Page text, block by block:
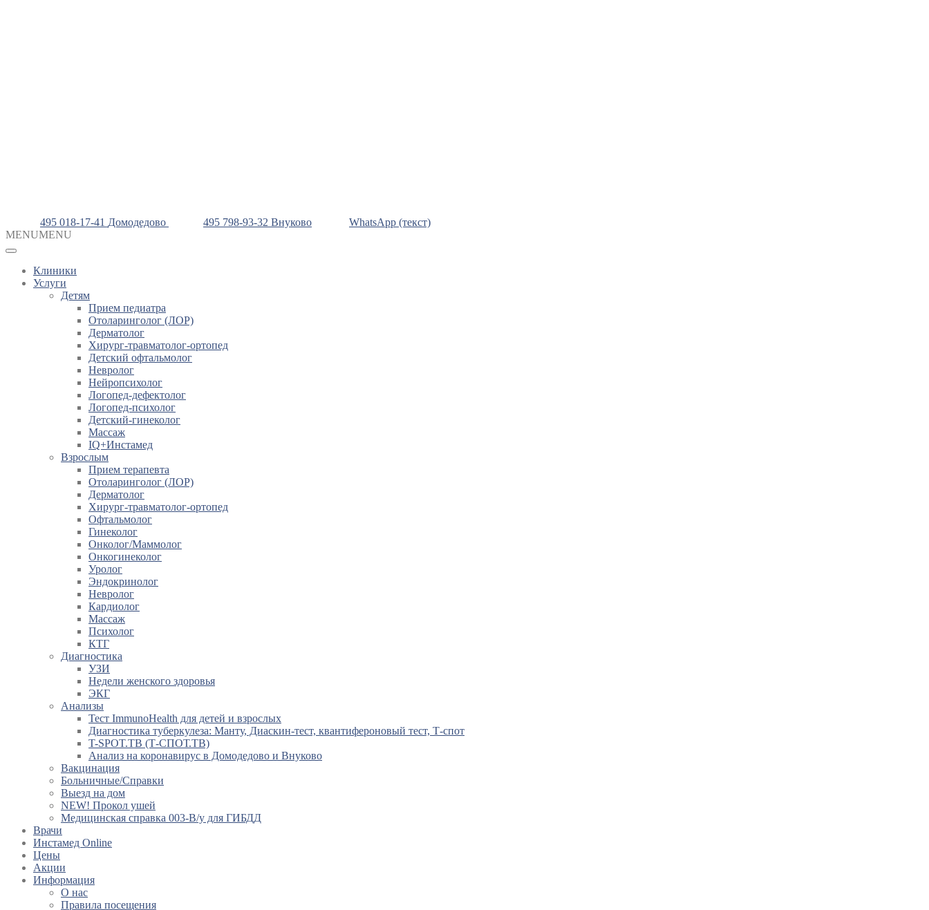
495 018-17-41 Домодедово 495 798-93-32 Внуково
WhatsApp (текст)
MENUMENU
Клиники
Услуги
Детям
Прием педиатра
Отоларинголог (ЛОР)
Дерматолог
Хирург-травматолог-ортопед
Детский офтальмолог
Невролог
Нейропсихолог
Логопед-дефектолог
Логопед-психолог
Детский-гинеколог
Массаж
IQ+Инстамед
Взрослым
Прием терапевта
Отоларинголог (ЛОР)
Дерматолог
Хирург-травматолог-ортопед
Офтальмолог
Гинеколог
Онколог/Маммолог
Онкогинеколог
Уролог
Эндокринолог
Невролог
Кардиолог
Массаж
Психолог
КТГ
Диагностика
УЗИ
Недели женского здоровья
ЭКГ
Анализы
Тест ImmunoHealth для детей и взрослых
Диагностика туберкулеза: Манту, Диаскин-тест, квантифероновый тест, Т-спот
T-SPOT.TB (Т-СПОТ.ТВ)
Анализ на коронавирус в Домодедово и Внуково
Вакцинация
Больничные/Справки
Выезд на дом
NEW! Прокол ушей
Медицинская справка 003-В/у для ГИБДД
Врачи
Инстамед Online
Цены
Акции
Информация
О нас
Правила посещения